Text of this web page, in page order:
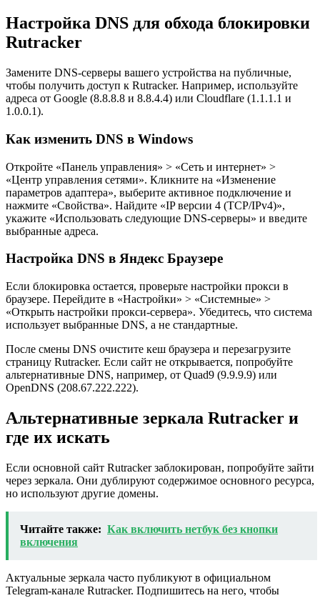
Настройка DNS для обхода блокировки
Rutracker
Замените DNS-серверы вашего устройства на публичные,
чтобы получить доступ к Rutracker. Например, используйте
адреса от Google (8.8.8.8 и 8.8.4.4) или Cloudflare (1.1.1.1 и
1.0.0.1).
Как изменить DNS в Windows
Откройте «Панель управления» > «Сеть и интернет» >
«Центр управления сетями». Кликните на «Изменение
параметров адаптера», выберите активное подключение и
нажмите «Свойства». Найдите «IP версии 4 (TCP/IPv4)»,
укажите «Использовать следующие DNS-серверы» и введите
выбранные адреса.
Настройка DNS в Яндекс Браузере
Если блокировка остается, проверьте настройки прокси в
браузере. Перейдите в «Настройки» > «Системные» >
«Открыть настройки прокси-сервера». Убедитесь, что система
использует выбранные DNS, а не стандартные.
После смены DNS очистите кеш браузера и перезагрузите
страницу Rutracker. Если сайт не открывается, попробуйте
альтернативные DNS, например, от Quad9 (9.9.9.9) или
OpenDNS (208.67.222.222).
Альтернативные зеркала Rutracker и
где их искать
Если основной сайт Rutracker заблокирован, попробуйте зайти
через зеркала. Они дублируют содержимое основного ресурса,
но используют другие домены.
Читайте также: Как включить нетбук без кнопки
включения
Актуальные зеркала часто публикуют в официальном
Telegram-канале Rutracker. Подпишитесь на него, чтобы